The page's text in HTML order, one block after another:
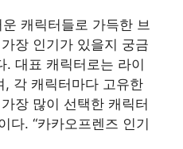
캐릭터들로 가득한 브
장 인기가 있을지 궁금
. 대표 캐릭터로는 라이
, 각 캐릭터마다 고유한
장 많이 선택한 캐릭터
다. “카카오프렌즈 인기